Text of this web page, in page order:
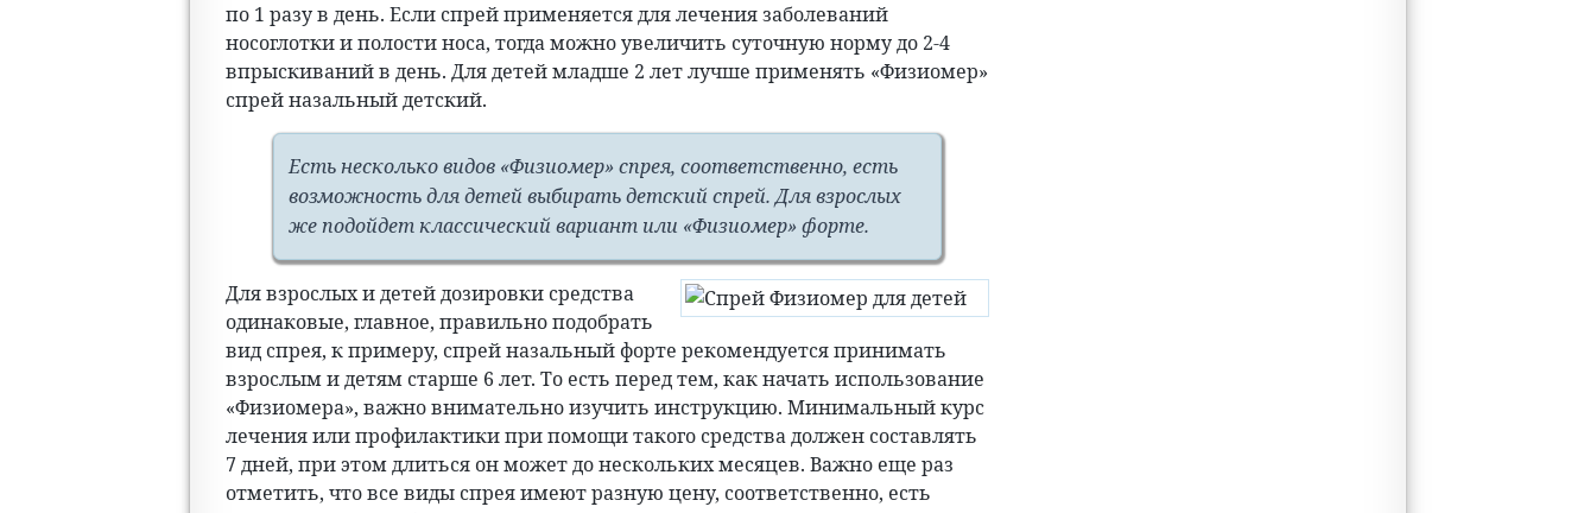
по 1 разу в день. Если спрей применяется для лечения заболеваний
носоглотки и полости носа, тогда можно увеличить суточную норму до 2-4
впрыскиваний в день. Для детей младше 2 лет лучше применять «Физиомер»
спрей назальный детский.
Есть несколько видов «Физиомер» спрея, соответственно, есть
возможность для детей выбирать детский спрей. Для взрослых
же подойдет классический вариант или «Физиомер» форте.
Для взрослых и детей дозировки средства
одинаковые, главное, правильно подобрать
вид спрея, к примеру, спрей назальный форте рекомендуется принимать
взрослым и детям старше 6 лет. То есть перед тем, как начать использование
«Физиомера», важно внимательно изучить инструкцию. Минимальный курс
лечения или профилактики при помощи такого средства должен составлять
7 дней, при этом длиться он может до нескольких месяцев. Важно еще раз
отметить, что все виды спрея имеют разную цену, соответственно, есть